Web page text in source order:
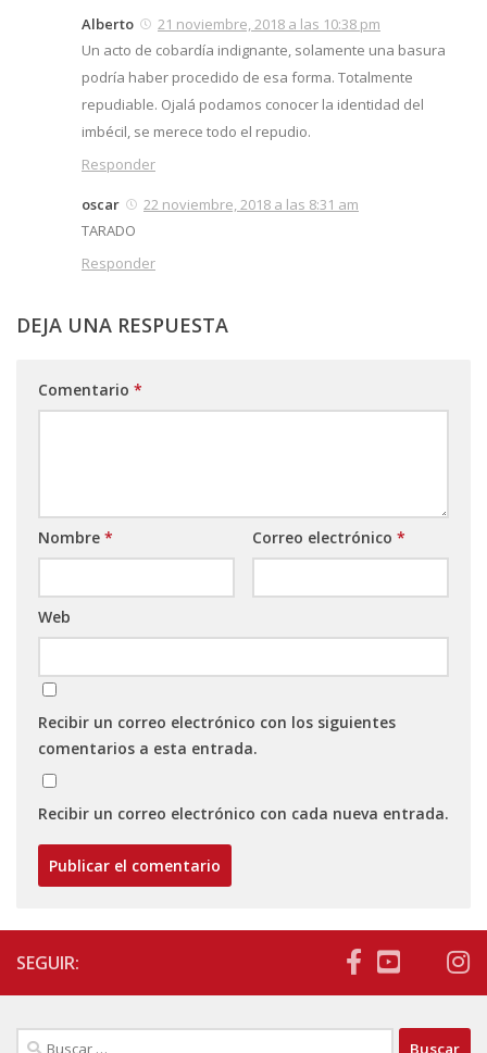
Alberto
21 noviembre, 2018 a las 10:38 pm
Un acto de cobardía indignante, solamente una basura
podría haber procedido de esa forma. Totalmente
repudiable. Ojalá podamos conocer la identidad del
imbécil, se merece todo el repudio.
Responder
oscar
22 noviembre, 2018 a las 8:31 am
TARADO
Responder
DEJA UNA RESPUESTA
Comentario *
Nombre * Correo electrónico *
Web
Recibir un correo electrónico con los siguientes
comentarios a esta entrada.
Recibir un correo electrónico con cada nueva entrada.
SEGUIR:
Buscar: